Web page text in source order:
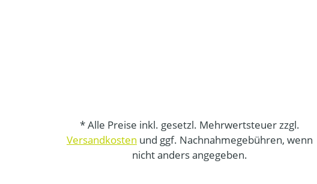
* Alle Preise inkl. gesetzl. Mehrwertsteuer zzgl.
Versandkosten und ggf. Nachnahmegebühren, wenn
nicht anders angegeben.